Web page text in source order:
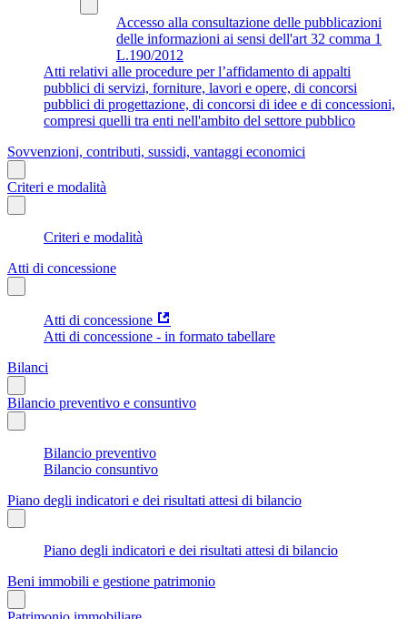
Accesso alla consultazione delle pubblicazioni
delle informazioni ai sensi dell'art 32 comma 1
L.190/2012
Atti relativi alle procedure per l’affidamento di appalti
pubblici di servizi, forniture, lavori e opere, di concorsi
pubblici di progettazione, di concorsi di idee e di concessioni,
compresi quelli tra enti nell'ambito del settore pubblico
Sovvenzioni, contributi, sussidi, vantaggi economici
Criteri e modalità
Criteri e modalità
Atti di concessione
Atti di concessione
Atti di concessione - in formato tabellare
Bilanci
Bilancio preventivo e consuntivo
Bilancio preventivo
Bilancio consuntivo
Piano degli indicatori e dei risultati attesi di bilancio
Piano degli indicatori e dei risultati attesi di bilancio
Beni immobili e gestione patrimonio